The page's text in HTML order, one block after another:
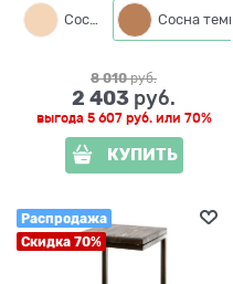
Сосна
8 010 руб.
2 403 руб.
выгода 5 607 руб.или 70%
КУПИТЬ
Распродажа
Скидка 70%